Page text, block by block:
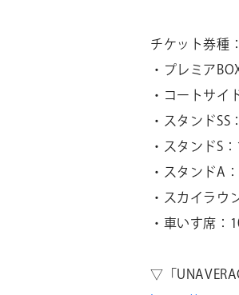
チケット券種
・プレミア
・コートサイ
・スタンドSS ：
・スタンドS ：
・スタンドA ：
・スカイラウ
・車いす席：
▽「